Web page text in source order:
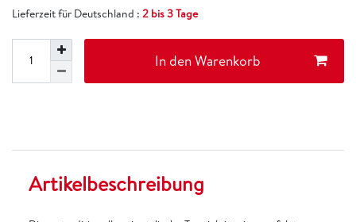
Lieferzeit für Deutschland : 2 bis 3 Tage
In den Warenkorb
Artikelbeschreibung